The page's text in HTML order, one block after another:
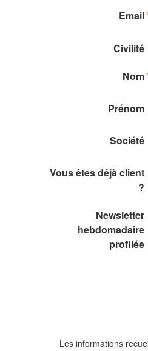
Email
Civilité
Nom
Prénom
Société
Vous êtes déjà client
?
Newsletter
hebdomadaire
profilée
Les informations